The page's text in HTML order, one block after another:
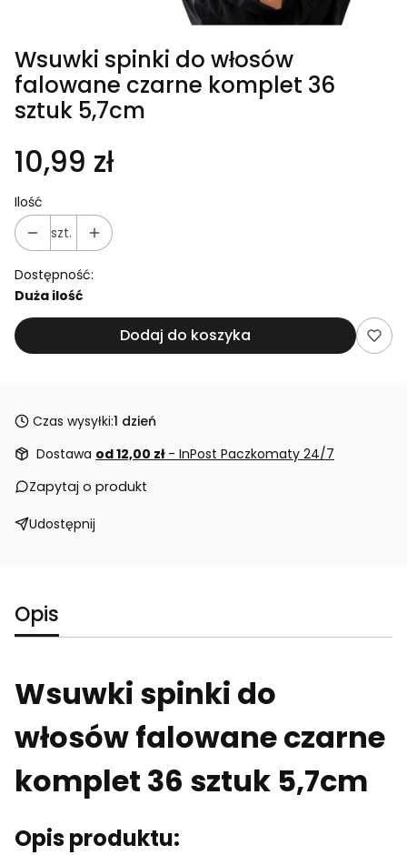
Wsuwki spinki do włosów
falowane czarne komplet 36
sztuk 5,7cm
10,99 zł
Ilość
szt.
Dostępność:
Duża ilość
Dodaj do koszyka
Czas wysyłki:1 dzień
Dostawa od 12,00 zł - InPost Paczkomaty 24/7
Zapytaj o produkt
Udostępnij
Opis
Wsuwki spinki do
włosów falowane czarne
komplet 36 sztuk 5,7cm
Opis produktu: